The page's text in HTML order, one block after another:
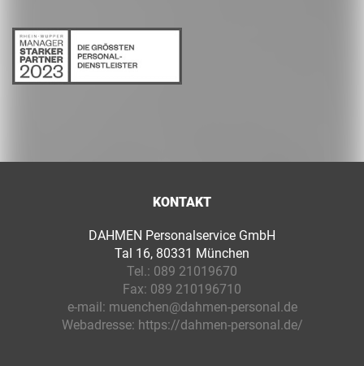
KONTAKT
DAHMEN Personalservice GmbH
Tal 16, 80331 München
Tel.: 089 21019670
Fax: 089 210196710
e-mail: muenchen@dahmen-personal.de
Webadresse: https://dahmen-personal.de/